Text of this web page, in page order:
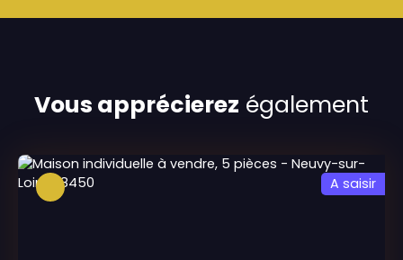
Vous apprécierez également
A saisir